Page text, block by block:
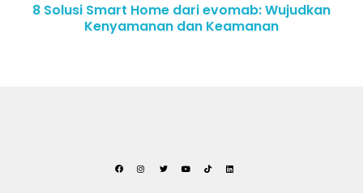
8 Solusi Smart Home dari evomab: Wujudkan
Kenyamanan dan Keamanan